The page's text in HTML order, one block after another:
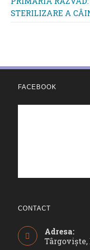
STERILIZARE A
FACEBOOK
CONTACT
Adresa: